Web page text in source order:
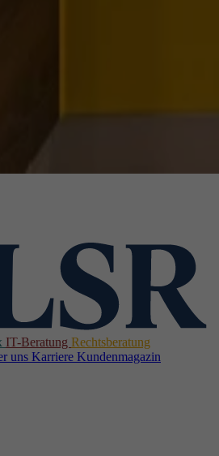
IT-Beratung Rechtsberatung
uns Karriere Kundenmagazin